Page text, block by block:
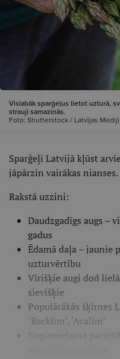
Vislabāk sparģeļus lietot uzturā,
strauji samazinās.
Foto: Shutterstock / Latvijas Mediji
Sparģeļi Latvijā kļūst
jāpārzin vairākas nianses.
Rakstā uzzini:
Daudzgadīgs augs –
gadus
Ēdamā daļa – jaunie
uzturvērtību
Vīrišķie augi dod
sievišķie
Populārākās šķirnes
‘Backlim’, ‘Avalim’
Nepieciešama